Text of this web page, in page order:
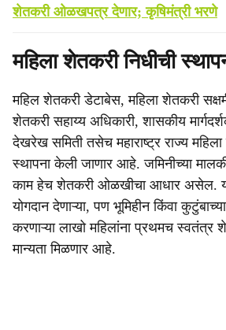
शेतकरी ओळखपत्र देणार; कृषिमंत्री भरणे
महिला शेतकरी निधीची
महिल शेतकरी डेटाबेस, महिला शेतकरी
शेतकरी सहाय्य अधिकारी, शासकीय
देखरेख समिती तसेच महाराष्ट्र राज्य
स्थापना केली जाणार आहे. जमिनीच्या
काम हेच शेतकरी ओळखीचा आधार असेल.
योगदान देणाऱ्या, पण भूमिहीन किंवा
करणाऱ्या लाखो महिलांना प्रथमच स्वतंत्र
मान्यता मिळणार आहे.